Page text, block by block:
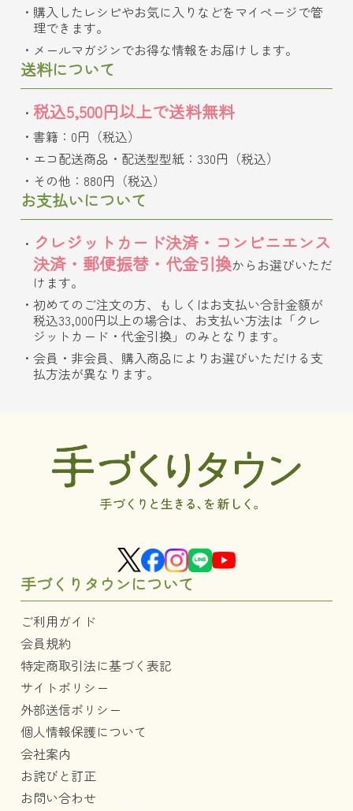
購入したレシピやお気に入りなどをマイページで管
理できます。
メールマガジンでお得な情報をお届けします。
送料について
税込5,500円以上で送料無料
書籍：0円（税込）
エコ配送商品・配送型型紙：330円（税込）
その他：880円（税込）
お支払いについて
クレジットカード決済・コンビニエンス
決済・郵便振替・代金引換からお選びいただ
けます。
初めてのご注文の方、もしくはお支払い合計金額が
税込33,000円以上の場合は、お支払い方法は「クレ
ジットカード・代金引換」のみとなります。
会員・非会員、購入商品によりお選びいただける支
払方法が異なります。
手づくりタウンについて
ご利用ガイド
会員規約
特定商取引法に基づく表記
サイトポリシー
外部送信ポリシー
個人情報保護について
会社案内
お詫びと訂正
お問い合わせ